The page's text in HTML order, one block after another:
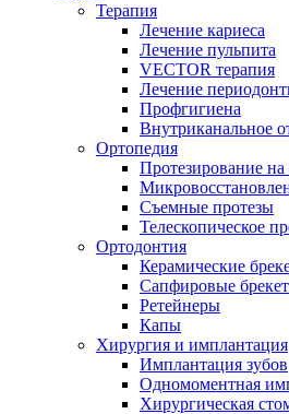
Терапия
Лечение кариеса
Лечение пульпита
VECTOR терапия
Лечение
Профгигиена
Внутриканальное
Ортопедия
Протезирование
Съемные протезы
Телескопическое
Ортодонтия
Керамические
Сапфировые
Ретейнеры
Капы
Хирургия и имплантация
Имплантация зубов
Одномоментная
Хирургическая